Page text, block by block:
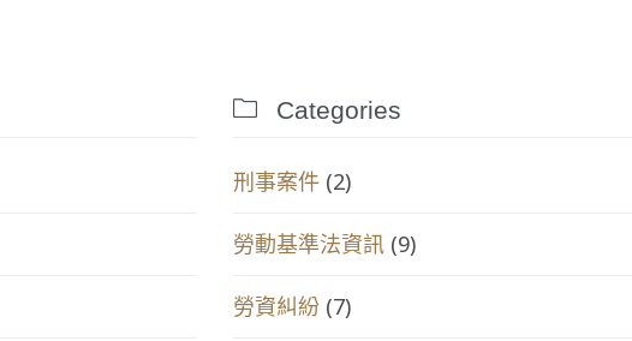
 Categories
刑事案件 (2)
勞動基準法資訊 (9)
勞資糾紛 (7)